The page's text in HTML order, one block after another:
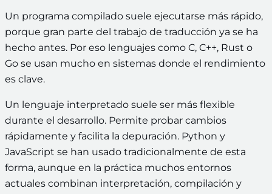
Un programa compilado suele ejecutarse más rápido,
porque gran parte del trabajo de traducción ya se ha
hecho antes. Por eso lenguajes como C, C++, Rust o
Go se usan mucho en sistemas donde el rendimiento
es clave.
Un lenguaje interpretado suele ser más flexible
durante el desarrollo. Permite probar cambios
rápidamente y facilita la depuración. Python y
JavaScript se han usado tradicionalmente de esta
forma, aunque en la práctica muchos entornos
actuales combinan interpretación, compilación y